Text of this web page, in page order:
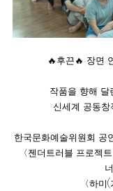
🔥후끈🔥 장면
작품을 향해 달
신세계 공동
한국문화예술위원회 공
〈젠더트러블 프로젝
〈하미